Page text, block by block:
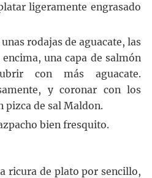
ligeramente engrasado
rodajas de aguacate, las
una capa de salmón
con más aguacate.
y coronar con los
pizca de sal Maldon.
bien fresquito.
ricura de plato por sencillo,